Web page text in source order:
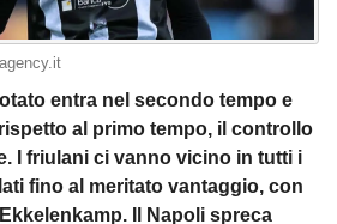
entra nel secondo tempo e
al primo tempo, il controllo
I friulani ci vanno vicino in tutti i
fino al meritato vantaggio, con
Il Napoli spreca